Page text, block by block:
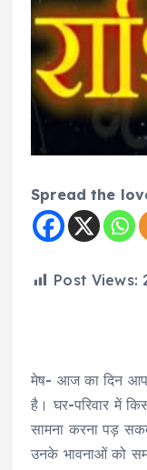
Spread the
Post Views:
मेष- आज का दिन
है। घर-परिवार में
सामना करना पड़
उनके भावनाओं को